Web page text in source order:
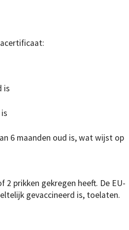
is
6 maanden oud is, wat wijst op
prikken gekregen heeft. De EU-
gevaccineerd is, toelaten.